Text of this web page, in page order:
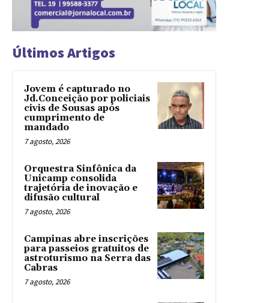
Últimos Artigos
Jovem é capturado no
Jd.Conceição por policiais
civis de Sousas após
cumprimento de
mandado
7 agosto, 2026
Orquestra Sinfônica da
Unicamp consolida
trajetória de inovação e
difusão cultural
7 agosto, 2026
Campinas abre inscrições
para passeios gratuitos de
astroturismo na Serra das
Cabras
7 agosto, 2026